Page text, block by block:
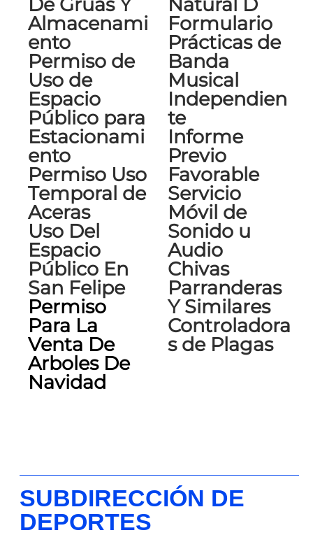
Almacenami
ento
Permiso de
Uso de
Espacio
Público para
Estacionami
ento
Permiso Uso
Temporal de
Aceras
Uso Del
Espacio
Público En
San Felipe
Permiso
Para La
Venta De
Arboles De
Navidad
Formulario
Prácticas de
Banda
Musical
Independien
te
Informe
Previo
Favorable
Servicio
Móvil de
Sonido u
Audio
Chivas
Parranderas
Y Similares
Controladora
s de Plagas
SUBDIRECCIÓN DE
DEPORTES